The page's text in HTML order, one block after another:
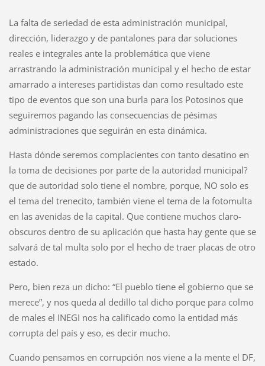
La falta de seriedad de esta administración municipal,
dirección, liderazgo y de pantalones para dar soluciones
reales e integrales ante la problemática que viene
arrastrando la administración municipal y el hecho de estar
amarrado a intereses partidistas dan como resultado este
tipo de eventos que son una burla para los Potosinos que
seguiremos pagando las consecuencias de pésimas
administraciones que seguirán en esta dinámica.
Hasta dónde seremos complacientes con tanto desatino en
la toma de decisiones por parte de la autoridad municipal?
que de autoridad solo tiene el nombre, porque, NO solo es
el tema del trenecito, también viene el tema de la fotomulta
en las avenidas de la capital. Que contiene muchos claro-
obscuros dentro de su aplicación que hasta hay gente que se
salvará de tal multa solo por el hecho de traer placas de otro
estado.
Pero, bien reza un dicho: “El pueblo tiene el gobierno que se
merece”, y nos queda al dedillo tal dicho porque para colmo
de males el INEGI nos ha calificado como la entidad más
corrupta del país y eso, es decir mucho.
Cuando pensamos en corrupción nos viene a la mente el DF,